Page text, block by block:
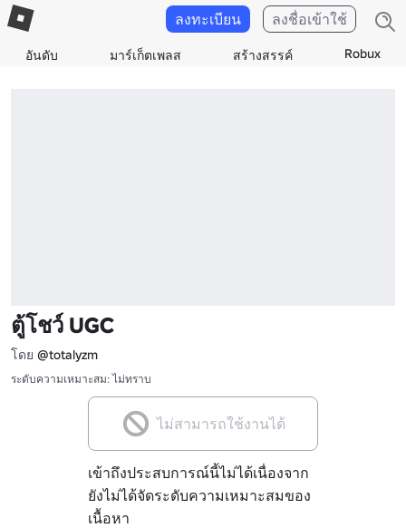
อันดับ มาร์เก็ตเพลส สร้างสรรค์ Robux
ลงทะเบียน ลงชื่อเข้าใช้
ตู้โชว์ UGC
โดย @totalyzm
ระดับความเหมาะสม: ไม่ทราบ
ไม่สามารถใช้งานได้
เข้าถึงประสบการณ์นี้ไม่ได้เนื่องจาก
ยังไม่ได้จัดระดับความเหมาะสมของ
เนื้อหา